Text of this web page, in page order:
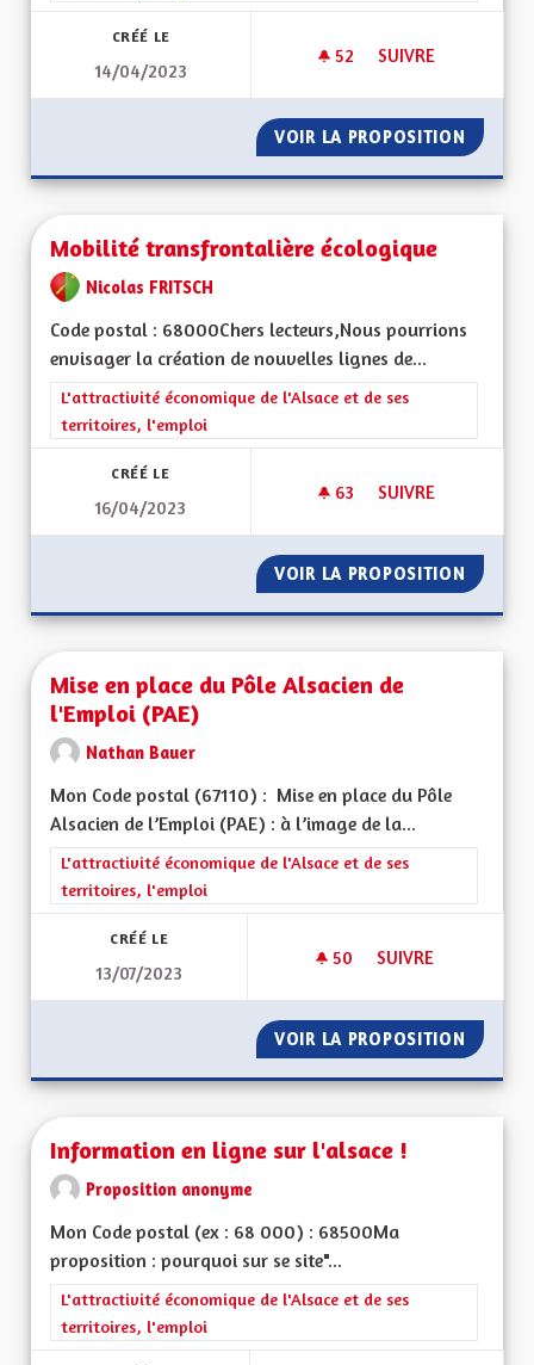
CRÉÉ LE
14/04/2023
52 52 ABONNÉS
SUIVRE
VOIR LA PROPOSITION NE
Mobilité transfrontalière écologique
Nicolas FRITSCH
Code postal : 68000Chers lecteurs,Nous pourrions
envisager la création de nouvelles lignes de...
Filtrer les résultats de la catégorie : L'attractivité
L'attractivité économique de l'Alsace et de ses
territoires, l'emploi
CRÉÉ LE
16/04/2023
63 63 ABONNÉS
SUIVRE
VOIR LA PROPOSITION
Mise en place du Pôle Alsacien de
l'Emploi (PAE)
Nathan Bauer
Mon Code postal (67110) : Mise en place du Pôle
Alsacien de l’Emploi (PAE) : à l’image de la...
Filtrer les résultats de la catégorie : L'attractivité
L'attractivité économique de l'Alsace et de ses
territoires, l'emploi
CRÉÉ LE
13/07/2023
50 50 ABONNÉS
SUIVRE
VOIR LA PROPOSITION MISE
Information en ligne sur l'alsace !
Proposition anonyme
Mon Code postal (ex : 68 000) : 68500Ma
proposition : pourquoi sur se site"...
Filtrer les résultats de la catégorie : L'attractivité
L'attractivité économique de l'Alsace et de ses
territoires, l'emploi